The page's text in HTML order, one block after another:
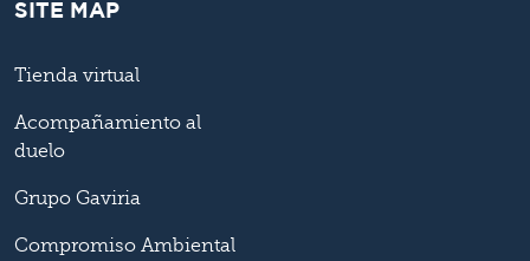
SITE MAP
Tienda virtual
Acompañamiento al
duelo
Grupo Gaviria
Compromiso Ambiental